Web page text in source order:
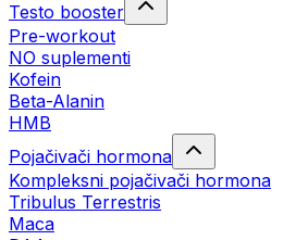
Testo booster
Pre-workout
NO suplementi
Kofein
Beta-Alanin
HMB
Pojačivači hormona
Kompleksni pojačivači hormona
Tribulus Terrestris
Maca